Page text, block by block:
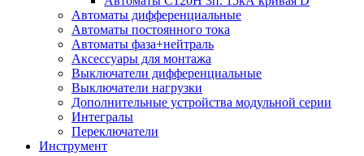
Автоматы дифференциальные
Автоматы постоянного тока
Автоматы фаза+нейтраль
Аксессуары для монтажа
Выключатели дифференциальные
Выключатели нагрузки
Дополнительные устройства модульной серии
Интегралы
Переключатели
Инструмент